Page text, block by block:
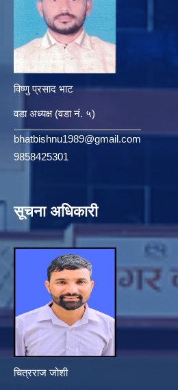
विष्णु प्रसाद भाट
वडा अध्यक्ष (वडा नं. ५)
bhatbishnu1989@gmail.com
9858425301
सूचना अधिकारी
चित्रराज जोशी